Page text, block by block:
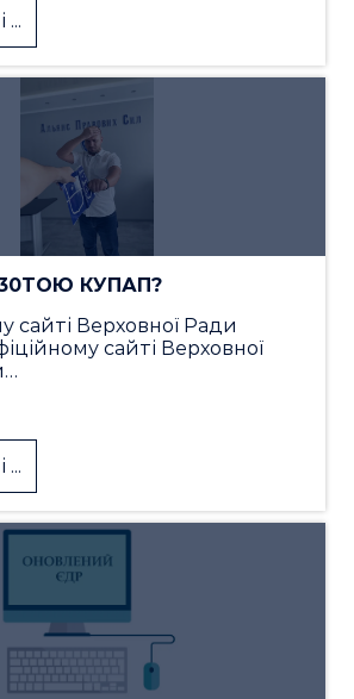
КУПАП?
сайті Верховної Ради
сайті Верховної